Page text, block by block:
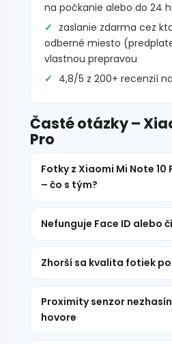
na počkanie alebo do 24
zaslanie zdarma cez
odberné miesto
vlastnou prepravou
4,8/5 z 200+ recenzií
Časté otázky –
Pro
Fotky z Xiaomi Mi Note 10
– čo s tým?
Nefunguje Face ID alebo
Zhorší sa kvalita fotiek
Proximity senzor
hovore